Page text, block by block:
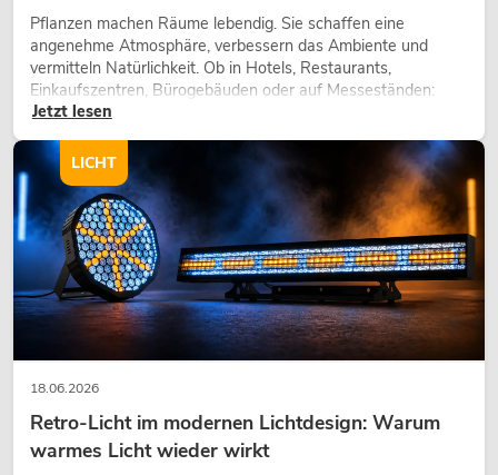
Pflanzen machen Räume lebendig. Sie schaffen eine
angenehme Atmosphäre, verbessern das Ambiente und
vermitteln Natürlichkeit. Ob in Hotels, Restaurants,
Einkaufszentren, Bürogebäuden oder auf Messeständen:
eine hochwertige Begrünung gehört heute längst zum
modernen Raumkonzept.
Jetzt lesen
18.06.2026
Retro-Licht im modernen Lichtdesign: Warum
warmes Licht wieder wirkt
LICHT